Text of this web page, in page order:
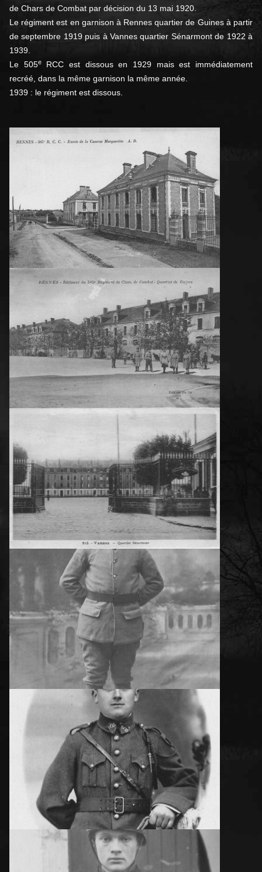
de Chars de Combat par décision du 13 mai 1920
Le régiment est en garnison à Rennes quartier de Guines à partir
de septembre 1919 puis à Vannes quartier Sénarmont de 1922 à
1939.
Le 505eRCC est dissous en 1929 mais est immédiatement
recréé, dans la même garnison la même année.
1939 : le régiment est dissous.